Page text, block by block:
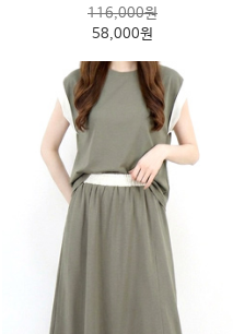
116,000원
58,000원